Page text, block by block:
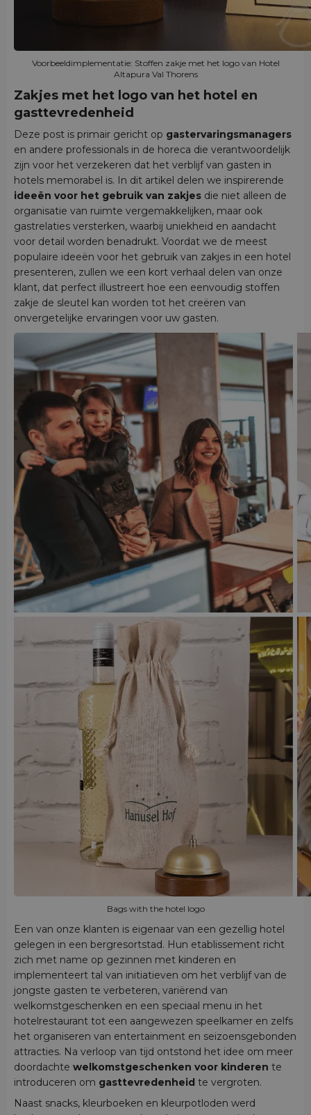
Voorbeeldimplementatie: Stoffen zakje met het logo van Hotel
Altapura Val Thorens
Zakjes met het logo van het hotel en
gasttevredenheid
Deze post is primair gericht op gastervaringsmanagers
en andere professionals in de horeca die verantwoordelijk
zijn voor het verzekeren dat het verblijf van gasten in
hotels memorabel is. In dit artikel delen we inspirerende
ideeën voor het gebruik van zakjes die niet alleen de
organisatie van ruimte vergemakkelijken, maar ook
gastrelaties versterken, waarbij uniekheid en aandacht
voor detail worden benadrukt. Voordat we de meest
populaire ideeën voor het gebruik van zakjes in een hotel
presenteren, zullen we een kort verhaal delen van onze
klant, dat perfect illustreert hoe een eenvoudig stoffen
zakje de sleutel kan worden tot het creëren van
onvergetelijke ervaringen voor uw gasten.
Bags with the hotel logo
Een van onze klanten is eigenaar van een gezellig hotel
gelegen in een bergresortstad. Hun etablissement richt
zich met name op gezinnen met kinderen en
implementeert tal van initiatieven om het verblijf van de
jongste gasten te verbeteren, variërend van
welkomstgeschenken en een speciaal menu in het
hotelrestaurant tot een aangewezen speelkamer en zelfs
het organiseren van entertainment en seizoensgebonden
attracties. Na verloop van tijd ontstond het idee om meer
doordachte welkomstgeschenken voor kinderen te
introduceren om gasttevredenheid te vergroten.
Naast snacks, kleurboeken en kleurpotloden werd